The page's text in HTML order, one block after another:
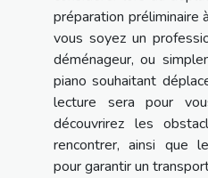
préparation préliminaire
vous soyez un
déménageur, ou
piano souhaitant
lecture sera pour
découvrirez les
rencontrer, ainsi que
pour garantir un